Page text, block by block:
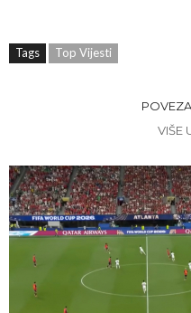
Tags Top Vijesti
VIŠE